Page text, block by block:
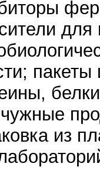
пакеты
из